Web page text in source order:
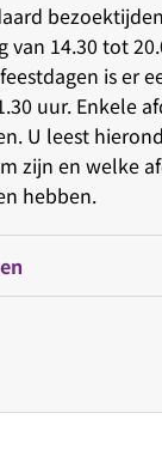
van 14.30 tot
is er
uur. Enkele
U leest
zijn en welke
hebben.